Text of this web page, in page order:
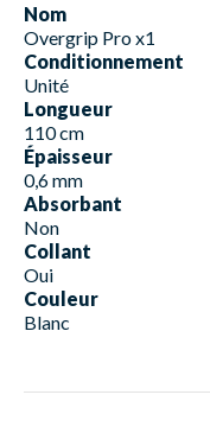
Nom
Overgrip Pro x1
Conditionnement
Unité
Longueur
110 cm
Épaisseur
0,6 mm
Absorbant
Non
Collant
Oui
Couleur
Blanc